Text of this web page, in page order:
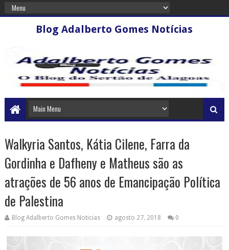
Blog Adalberto Gomes Notícias
Walkyria Santos, Kátia Cilene, Farra da
Gordinha e Dafheny e Matheus são as
atrações de 56 anos de Emancipação Política
de Palestina
Blog Adalberto Gomes Noticias agosto 27, 2018 0